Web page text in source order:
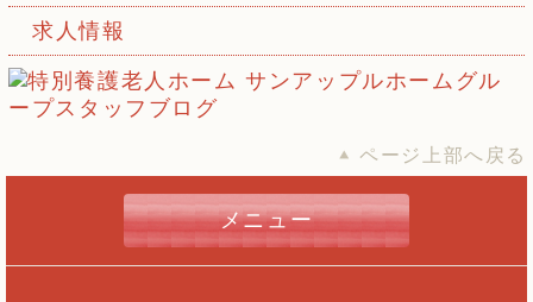
求人情報
ページ上部へ戻る
メニュー